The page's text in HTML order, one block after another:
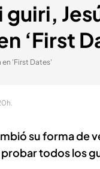
guiri,
‘First
en 'First Dates'
su forma de
todos los